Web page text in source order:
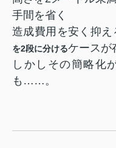
手間を省く
造成費用を安く抑え
を2段に分けるケースが
しかしその簡略化
も……。